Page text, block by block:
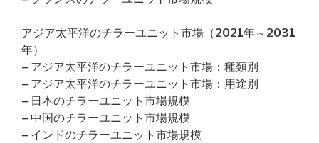
アジア太平洋のチラーユニット市場（2021年～2031
年）
– アジア太平洋のチラーユニット市場：種類別
– アジア太平洋のチラーユニット市場：用途別
– 日本のチラーユニット市場規模
– 中国のチラーユニット市場規模
– インドのチラーユニット市場規模